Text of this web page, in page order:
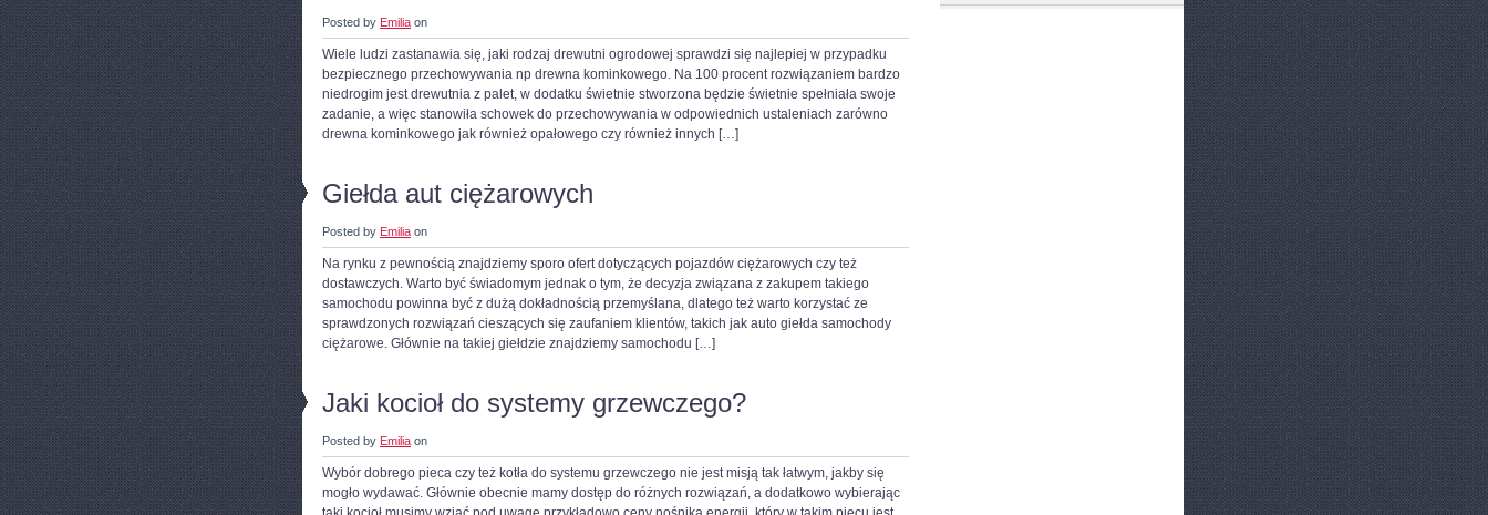
Posted by Emilia on
Wiele ludzi zastanawia się, jaki rodzaj drewutni ogrodowej sprawdzi się najlepiej w przypadku
bezpiecznego przechowywania np drewna kominkowego. Na 100 procent rozwiązaniem bardzo
niedrogim jest drewutnia z palet, w dodatku świetnie stworzona będzie świetnie spełniała swoje
zadanie, a więc stanowiła schowek do przechowywania w odpowiednich ustaleniach zarówno
drewna kominkowego jak również opałowego czy również innych […]
Giełda aut ciężarowych
Posted by Emilia on
Na rynku z pewnością znajdziemy sporo ofert dotyczących pojazdów ciężarowych czy też
dostawczych. Warto być świadomym jednak o tym, że decyzja związana z zakupem takiego
samochodu powinna być z dużą dokładnością przemyślana, dlatego też warto korzystać ze
sprawdzonych rozwiązań cieszących się zaufaniem klientów, takich jak auto giełda samochody
ciężarowe. Głównie na takiej giełdzie znajdziemy samochodu […]
Jaki kocioł do systemy grzewczego?
Posted by Emilia on
Wybór dobrego pieca czy też kotła do systemu grzewczego nie jest misją tak łatwym, jakby się
mogło wydawać. Głównie obecnie mamy dostęp do różnych rozwiązań, a dodatkowo wybierając